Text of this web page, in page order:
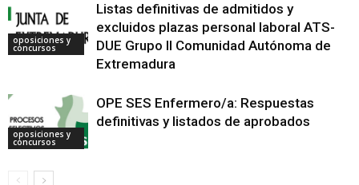
oposiciones y
concursos
Listas definitivas de admitidos y
excluidos plazas personal laboral ATS-
DUE Grupo II Comunidad Autónoma de
Extremadura
oposiciones y
concursos
OPE SES Enfermero/a: Respuestas
definitivas y listados de aprobados